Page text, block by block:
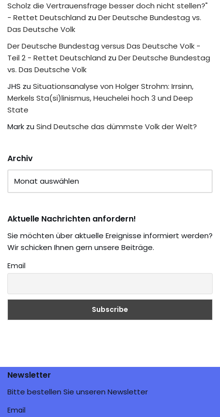
Scholz die Vertrauensfrage besser doch nicht stellen?"
- Rettet Deutschland zu Der Deutsche Bundestag vs.
Das Deutsche Volk
Der Deutsche Bundestag versus Das Deutsche Volk -
Teil 2 - Rettet Deutschland zu Der Deutsche Bundestag
vs. Das Deutsche Volk
JHS zu Situationsanalyse von Holger Strohm: Irrsinn,
Merkels Sta(si)linismus, Heuchelei hoch 3 und Deep
State
Mark zu Sind Deutsche das dümmste Volk der Welt?
Archiv
Aktuelle Nachrichten anfordern!
Sie möchten über aktuelle Ereignisse informiert werden?
Wir schicken Ihnen gern unsere Beiträge.
Email
Newsletter
Bitte bestellen Sie unseren Newsletter
Email